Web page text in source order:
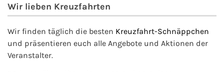
Wir lieben Kreuzfahrten
Wir finden täglich die besten Kreuzfahrt-Schnäppchen
und präsentieren euch alle Angebote und Aktionen der
Veranstalter.